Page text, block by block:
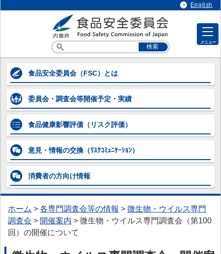
English
メニュー
各専門調査会等の情報
各専門調査会等の情報
> 企画等専門調査会
> 添加物専門調査会
> 農薬第一～第五専門調査会
> 動物用医薬品専門調査会
> 器具・容器包装専門調査会
> 汚染物質等専門調査会
> 微生物・ウイルス専門調査会
> プリオン専門調査会
> かび毒・自然毒等専門調査会
食品安全委員会 （FSC）とは
委員会・調査会等開催予定・実績
食品健康影響評価 （リスク評価）
意見・情報の交換 （ﾘｽｸｺﾐｭﾆｹｰｼｮﾝ）
消費者の方向け情報
ホーム > 各専門調査会等の情報 > 微生物・ウイルス専門
調査会 > 開催案内 > 微生物・ウイルス専門調査会（第100
回）の開催について